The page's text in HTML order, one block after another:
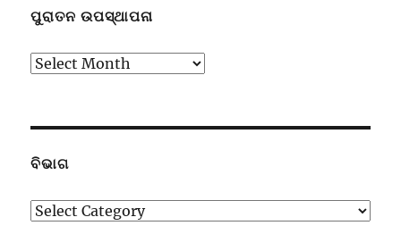
ପୁରାତନ ଉପସ୍ଥାପନା
ପୁରାତନ
ବିଭାଗ
ବିଭାଗ